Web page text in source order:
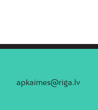
apkaimes@riga.lv